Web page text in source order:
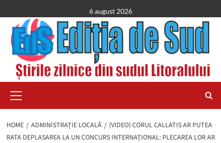
to
content
6 august 2026
Menu
HOME ADMINISTRAȚIE LOCALĂ
(VIDEO) CORUL CALLATIS AR PUTEA
RATA DEPLASAREA LA UN CONCURS INTERNAȚIONAL: PLECAREA LOR AR